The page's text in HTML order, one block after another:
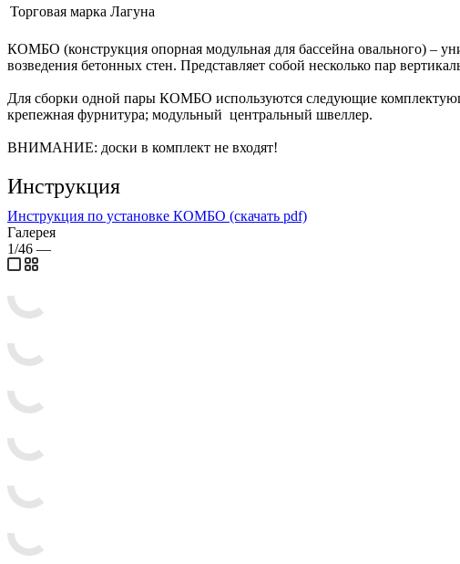
Торговая марка Лагуна
КОМБО (конструкция опорная модульная для бассейна овального) –
возведения бетонных стен. Представляет собой несколько пар
Для сборки одной пары КОМБО используются следующие
крепежная фурнитура; модульный центральный швеллер.
ВНИМАНИЕ: доски в комплект не входят!
Инструкция
Инструкция по установке КОМБО (скачать pdf)
Галерея
1/46 —